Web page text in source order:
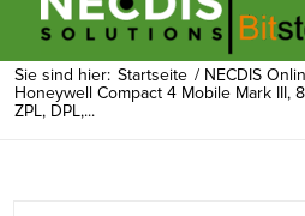
Sie sind hier: Startseite / NECDIS
Honeywell Compact 4 Mobile Mark III,
ZPL, DPL,...